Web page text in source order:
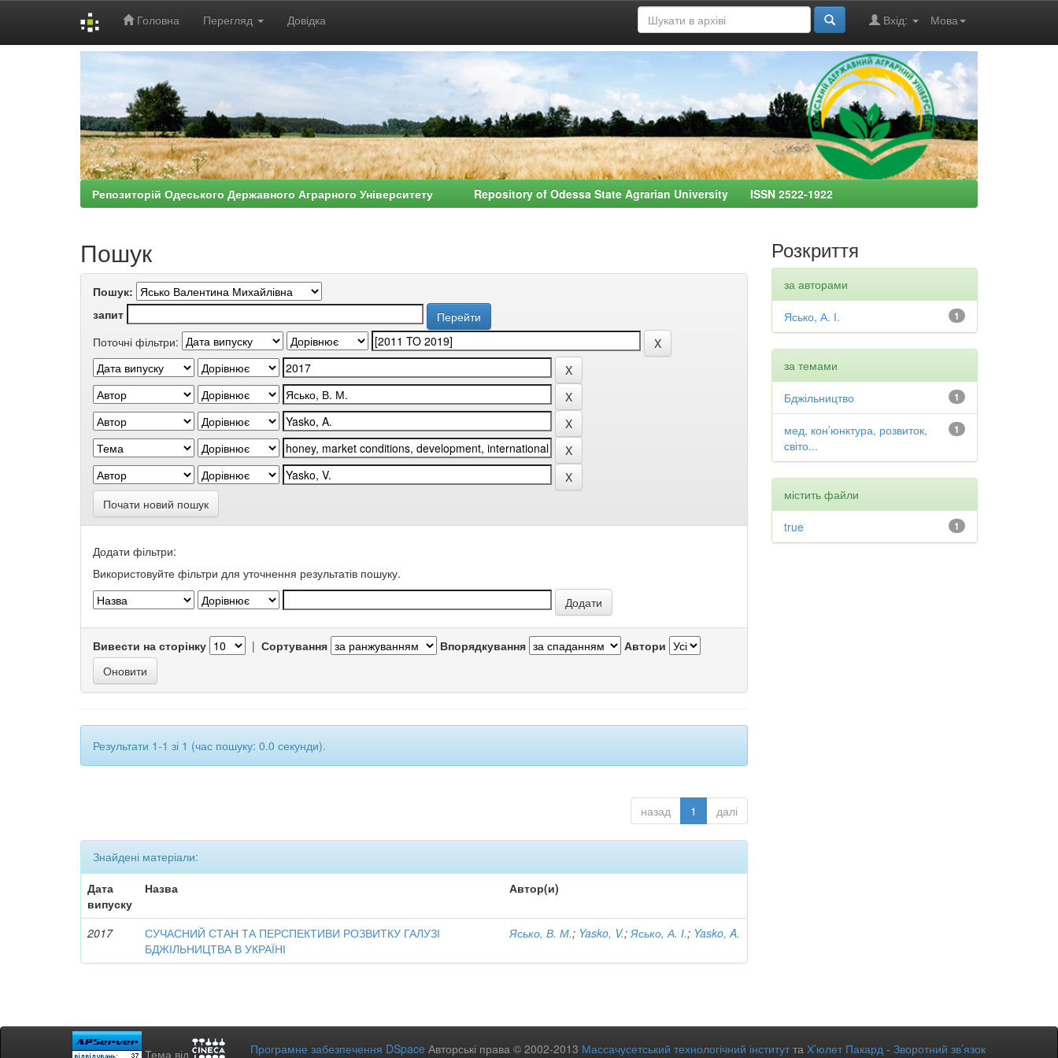
Головна Перегляд Довідка Мова
Вхід:
Репозиторій Одеського Державного Аграрного Університету Repository of Odessa State Agrarian University ISSN 2522-1922
Пошук
Пошук:
запит
Поточні фільтри:
Почати новий пошук
Додати фільтри:
Використовуйте фільтри для уточнення результатів пошуку.
Вивести на сторінку | Сортування Впорядкування Автори
Результати 1-1 зі 1 (час пошуку: 0.0 секунди).
назад 1 далі
Знайдені матеріали:
Дата
випуску
Назва Автор(и)
2017
СУЧАСНИЙ СТАН ТА ПЕРСПЕКТИВИ РОЗВИТКУ ГАЛУЗІ
БДЖІЛЬНИЦТВА В УКРАЇНІ
Ясько, В. М.; Yasko, V.;Ясько, А. І.; Yasko, A.
Розкриття
за авторами
1
Ясько, А. І.
за темами
1
Бджільництво
1
мед, кон’юнктура, розвиток,
світо...
містить файли
1
true
Тема від Програмне забезпечення DSpace Авторські права © 2002-2013 Массачусетський технологічний інститутта Х’юлет Пакард - Зворотний зв’язок